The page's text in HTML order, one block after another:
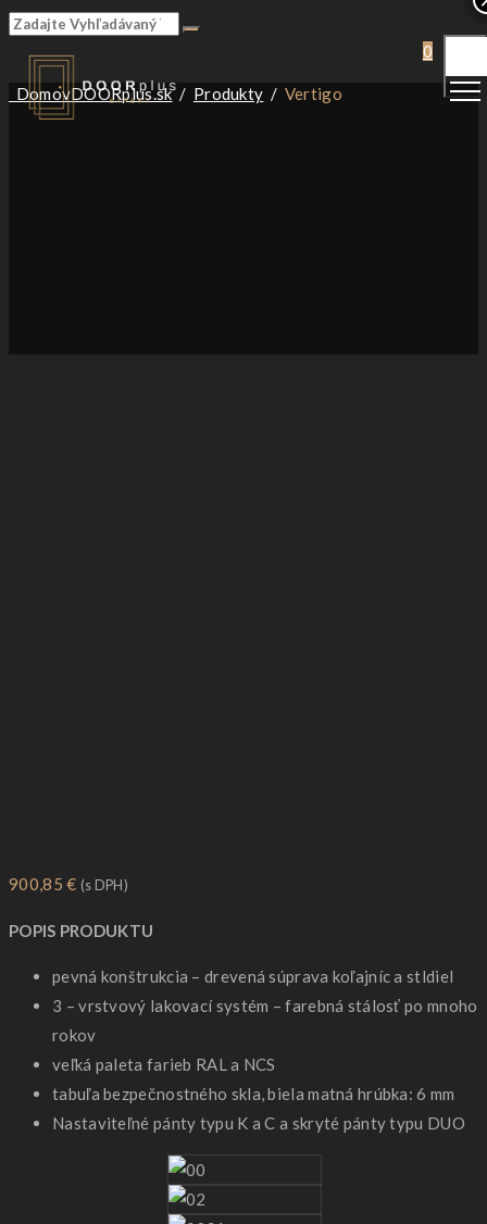
0
DomovDOORplus.sk/ Produkty / Vertigo
900,85€ (s DPH)
POPIS PRODUKTU
pevná konštrukcia – drevená súprava koľajníc a stldiel
3 – vrstvový lakovací systém – farebná stálosť po mnoho
rokov
veľká paleta farieb RAL a NCS
tabuľa bezpečnostného skla, biela matná hrúbka: 6 mm
Nastaviteľné pánty typu K a C a skryté pánty typu DUO